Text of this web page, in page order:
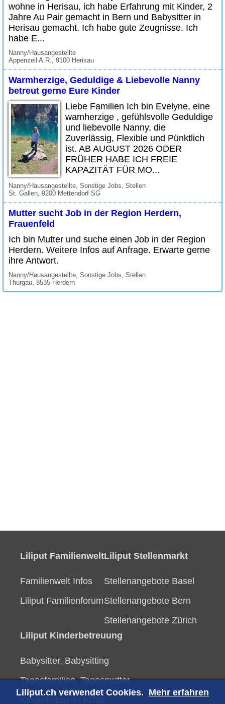
wohne in Herisau, ich habe Erfahrung mit Kinder, 2
Jahre Au Pair gemacht in Bern und Babysitter in
Herisau gemacht. Ich habe gute Zeugnisse. Ich
habe E...
Nanny/Hausangestellte
Appenzell A.R., 9100 Herisau
Warmherzige, Geduldige & Liebevolle Nanny
betreut gerne Eure Kinder
Liebe Familien Ich bin Evelyne, eine
wamherzige , gefühlsvolle Geduldige
und liebevolle Nanny, die
Zuverlässig, Flexible und Pünktlich
ist. AB AUGUST 2026 ODER
FRÜHER HABE ICH FREIE
KAPAZITÄT FÜR MO...
Nanny/Hausangestellte, Sonstige Jobs, Stellen
St. Gallen, 9200 Mettendorf SG
Mutter sucht Job in der Region Herdern,
Frauenfeld
Ich bin Mutter und suche einen Job in der Region
Herdern. Weitere Infos auf Anfrage. Erwarte gerne
ihre Antwort.
Nanny/Hausangestellte, Sonstige Jobs, Stellen
Thurgau, 8535 Herdern
Liliput Familienwelt
Familienwelt Infos
Liliput Familienforum
Liliput Stellenmarkt
Stellenangebote Basel
Stellenangebote Bern
Stellenangebote Zürich
Liliput Kinderbetreuung
Babysitter, Babysitting
Tagesfamilien, Tagesmutter
Kinderkrippen / KiTas
Liliput.ch verwendet Cookies. Mehr erfahren